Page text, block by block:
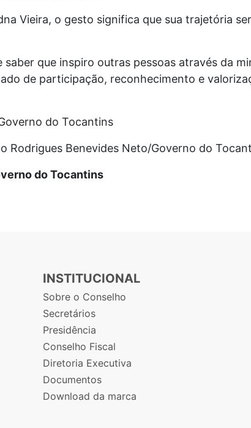
Vieira, o gesto significa que sua trajetória
saber que inspiro outras pessoas através da
de participação, reconhecimento e
do Tocantins
Rodrigues Benevides Neto/Governo do
do Tocantins
INSTITUCIONAL
Sobre o Conselho
Secretários
Presidência
Conselho Fiscal
Diretoria Executiva
Documentos
Download da marca